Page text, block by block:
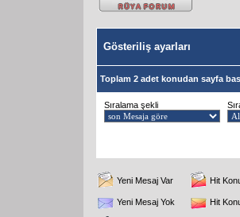
Gösteriliş ayarları
Toplam 2 adet konudan sayfa
Sıralama şekli
Yeni Mesaj Var Hit
Yeni Mesaj Yok Hit